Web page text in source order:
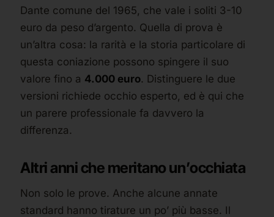
Dante comune del 1965, che vale i soliti 3-10
euro da peso d’argento. Quella di prova è
un’altra cosa: la rarità e la storia particolare di
questa coniazione possono spingere il suo
valore fino a 4.000 euro. Distinguere le due
versioni richiede occhio esperto, ed è qui che
un parere professionale fa davvero la
differenza.
Altri anni che meritano un’occhiata
Non solo le prove. Anche alcune annate
standard hanno tirature un po’ più basse. Il